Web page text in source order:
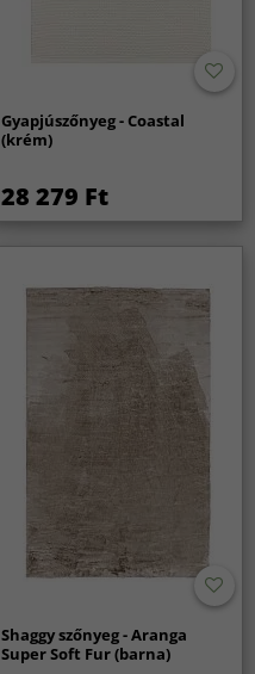
Gyapjúszőnyeg - Coastal
(krém)
28 279 Ft
Shaggy szőnyeg - Aranga
Super Soft Fur (barna)